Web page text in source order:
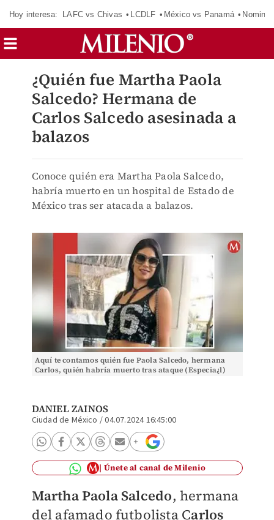
Hoy interesa: LAFC vs Chivas LCDLF México vs Panamá
¿Quién fue Martha Paola
Salcedo? Hermana de
Carlos Salcedo asesinada a
balazos
Conoce quién era Martha Paola Salcedo,
habría muerto en un hospital de Estado de
México tras ser atacada a balazos.
Aquí te contamos quién fue Paola Salcedo, hermana
Carlos, quién habría muerto tras ataque (Especia¿l)
DANIEL ZAINOS
Ciudad de México /04.07.2024 16:45:00
Únete al canal de Milenio
Martha Paola Salcedo, hermana
del afamado futbolista Carlos